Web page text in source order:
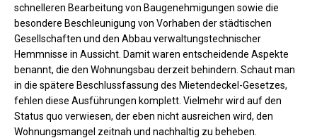
schnelleren Bearbeitung von Baugenehmigungen sowie die
besondere Beschleunigung von Vorhaben der städtischen
Gesellschaften und den Abbau verwaltungstechnischer
Hemmnisse in Aussicht. Damit waren entscheidende Aspekte
benannt, die den Wohnungsbau derzeit behindern. Schaut man
in die spätere Beschlussfassung des Mietendeckel-Gesetzes,
fehlen diese Ausführungen komplett. Vielmehr wird auf den
Status quo verwiesen, der eben nicht ausreichen wird, den
Wohnungsmangel zeitnah und nachhaltig zu beheben.